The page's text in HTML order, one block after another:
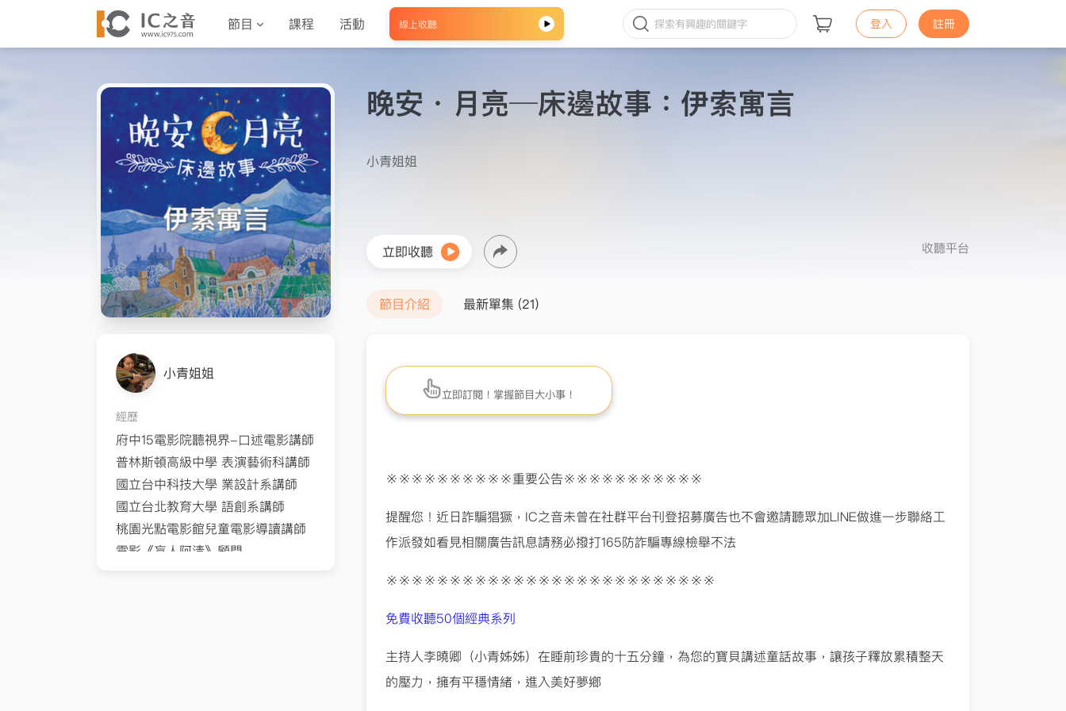
節目 課程 活動 線上收聽 登入 註冊
晚安．月亮─床邊故事：伊索寓言
小青姐姐
立即收聽 收聽平台
小青姐姐
經歷
府中15電影院聽視界-口述電影講師
普林斯頓高級中學 表演藝術科講師
國立台中科技大學 業設計系講師
國立台北教育大學 語創系講師
桃園光點電影館兒童電影導讀講師
電影《盲人阿清》顧問
節目介紹 最新單集 (21)
立即訂閱！掌握節目大小事！
※※※※※※※※※※重要公告※※※※※※※※※※※
提醒您！近日詐騙猖獗，IC之音未曾在社群平台刊登招募廣告也不會邀請聽眾加LINE做進一步聯絡工
作派發如看見相關廣告訊息請務必撥打165防詐騙專線檢舉不法
※※※※※※※※※※※※※※※※※※※※※※※※※※
免費收聽50個經典系列
主持人李曉卿（小青姊姊）在睡前珍貴的十五分鐘，為您的寶貝講述童話故事，讓孩子釋放累積整天
的壓力，擁有平穩情緒，進入美好夢鄉